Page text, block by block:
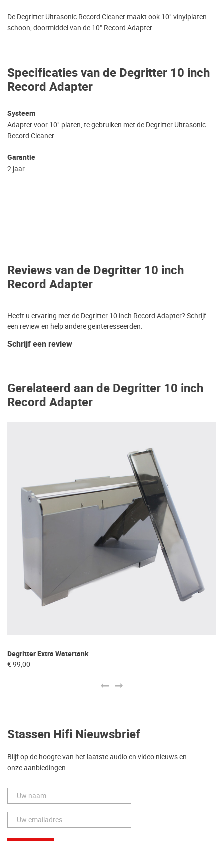
Specificaties van de Degritter 10 inch
Record Adapter
Systeem
Adapter voor 10" platen, te gebruiken met de Degritter Ultrasonic
Record Cleaner
Garantie
2 jaar
De Degritter Ultrasonic Record Cleaner maakt ook 10" vinylplaten
schoon, doormiddel van de 10" Record Adapter.
Reviews van de Degritter 10 inch
Record Adapter
Heeft u ervaring met de Degritter 10 inch Record Adapter? Schrijf
een review en help andere geïnteresseerden.
Schrijf een review
Gerelateerd aan de Degritter 10 inch
Record Adapter
Degritter Extra Watertank
€ 99,00
Stassen Hifi Nieuwsbrief
Blijf op de hoogte van het laatste audio en video nieuws en
onze aanbiedingen.